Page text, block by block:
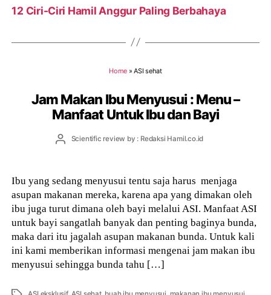
12 Ciri-Ciri Hamil Anggur Paling Berbahaya
Home »ASI sehat
Jam Makan Ibu Menyusui : Menu –
Manfaat Untuk Ibu dan Bayi
PostScientific review by : Redaksi Hamil.co.id
Ibu yang sedang menyusui tentu saja harus menjaga
asupan makanan mereka, karena apa yang dimakan oleh
ibu juga turut dimana oleh bayi melalui ASI. Manfaat ASI
untuk bayi sangatlah banyak dan penting baginya bunda,
maka dari itu jagalah asupan makanan bunda. Untuk kali
ini kami memberikan informasi mengenai jam makan ibu
menyusui sehingga bunda tahu […]
Tags